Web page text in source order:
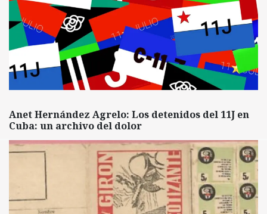
Anet Hernández Agrelo: Los detenidos del 11J en
Cuba: un archivo del dolor